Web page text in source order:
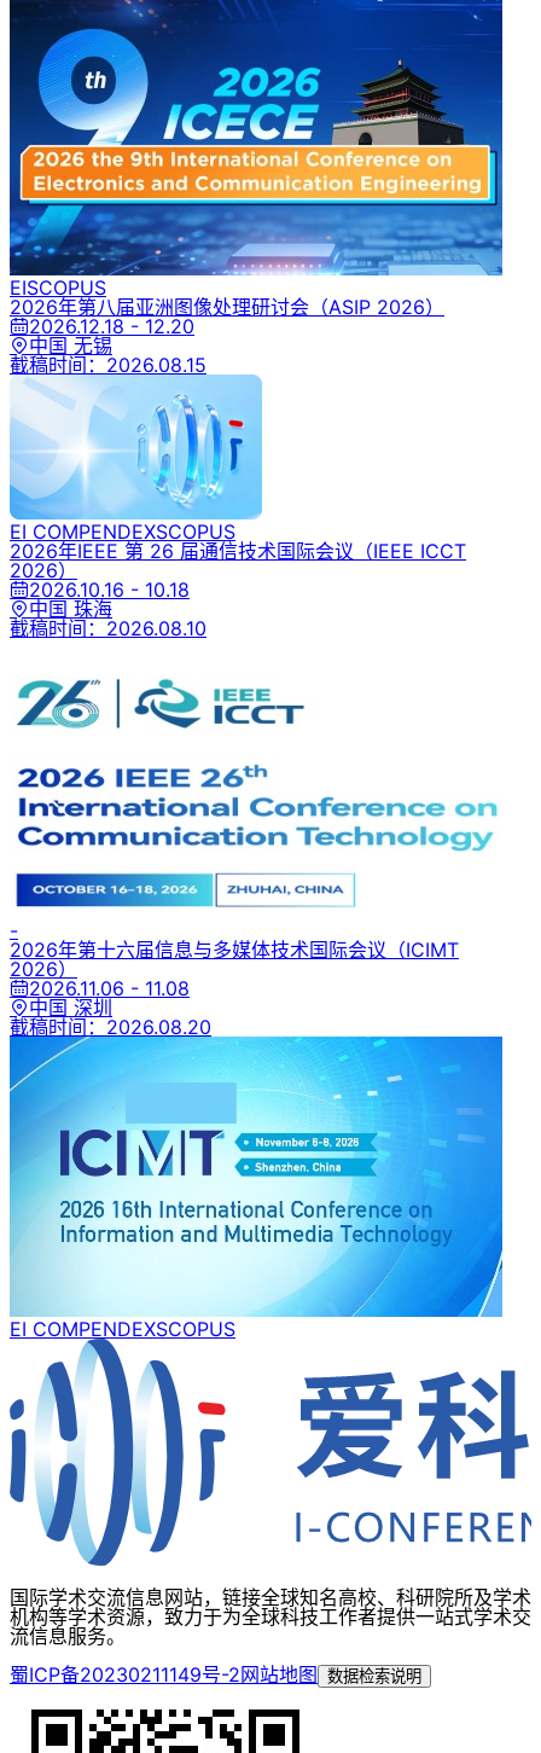
EISCOPUS
2026年第八届亚洲图像处理研讨会 （ASIP 2026）
2026.12.18 - 12.20
中国 无锡
截稿时间： 2026.08.15
EI COMPENDEXSCOPUS
2026年IEEE 第 26 届通信技术国际会议 （IEEE ICCT
2026）
2026.10.16 - 10.18
中国 珠海
截稿时间： 2026.08.10
-
2026年第十六届信息与多媒体技术国际会议 （ICIMT
2026）
2026.11.06 - 11.08
中国 深圳
截稿时间： 2026.08.20
EI COMPENDEXSCOPUS
国际学术交流信息网站，链接全球知名高校、科研院所及学术
机构等学术资源，致力于为全球科技工作者提供一站式学术交
流信息服务。
蜀ICP备20230211149号-2网站地图 数据检索说明